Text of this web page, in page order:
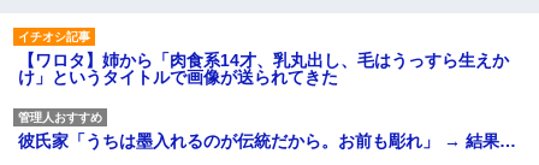
【ワロタ】姉から「肉食系14才、乳丸出し、毛はうっすら生えか
け」というタイトルで画像が送られてきた
彼氏家「うちは墨入れるのが伝統だから。お前も彫れ」 → 結果…